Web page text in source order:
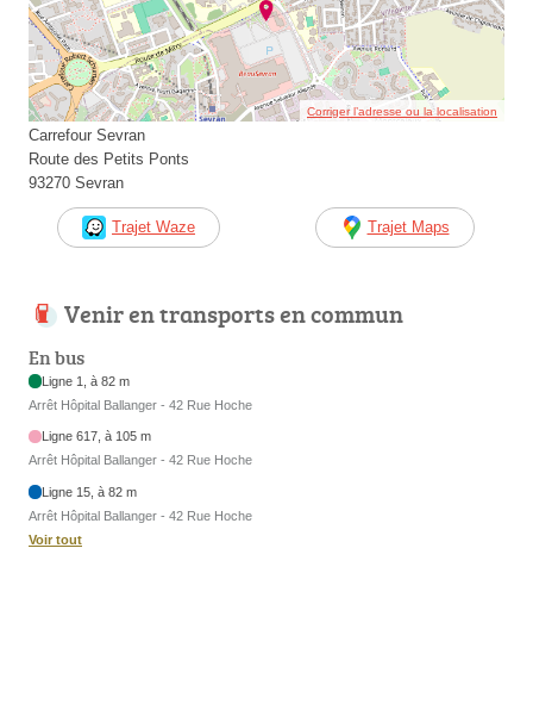
Corriger l’adresse ou la localisation
Carrefour Sevran
Route des Petits Ponts
93270 Sevran
Trajet Waze Trajet Maps
Venir en transports en commun
En bus
Ligne 1, à 82 m
Arrêt Hôpital Ballanger - 42 Rue Hoche
Ligne 617, à 105 m
Arrêt Hôpital Ballanger - 42 Rue Hoche
Ligne 15, à 82 m
Arrêt Hôpital Ballanger - 42 Rue Hoche
Voir tout